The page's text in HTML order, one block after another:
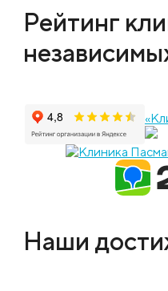
Рейтинг
Наши